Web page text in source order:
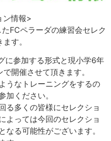
ン情報>
FCペラーダの練習会セレク
す。
に参加する形式と現小学6年
開催させて頂きます。
うなトレーニングをするの
加ください。
る多くの皆様にセレクショ
よっては今回のセレクショ
なる可能性がございます。